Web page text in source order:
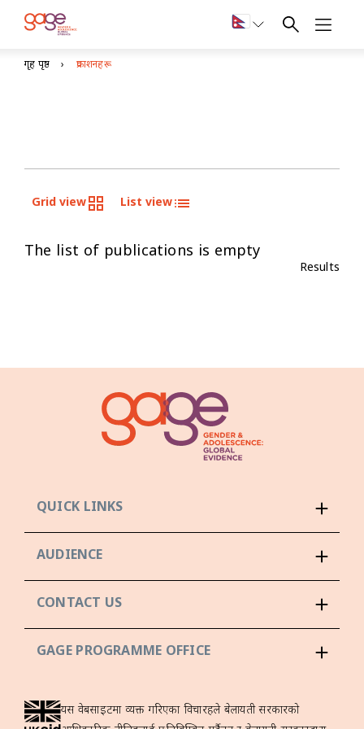
गृह पृष्ठ प्रकाशनहरू
Grid view List view
The list of publications is empty
Results
QUICK LINKS
AUDIENCE
CONTACT US
GAGE PROGRAMME OFFICE
यस वेबसाइटमा व्यक्त गरिएका विचारहरूले बेलायती सरकारको